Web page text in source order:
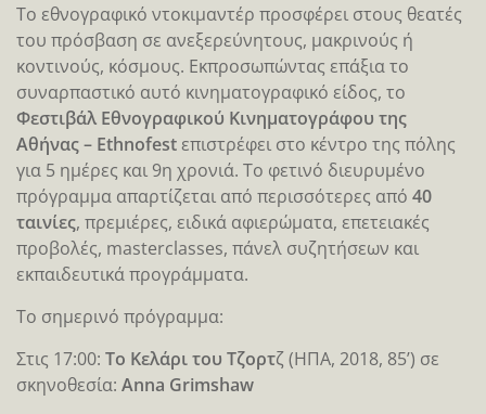
Το εθνογραφικό ντοκιμαντέρ προσφέρει στους θεατές
του πρόσβαση σε ανεξερεύνητους, μακρινούς ή
κοντινούς, κόσμους. Εκπροσωπώντας επάξια το
συναρπαστικό αυτό κινηματογραφικό είδος, το
Φεστιβάλ Εθνογραφικού Κινηματογράφου της
Αθήνας – Ethnofestεπιστρέφει στο κέντρο της πόλης
για 5 ημέρες και 9η χρονιά. Το φετινό διευρυμένο
πρόγραμμα απαρτίζεται από περισσότερες από 40
ταινίες, πρεμιέρες, ειδικά αφιερώματα, επετειακές
προβολές, masterclasses, πάνελ συζητήσεων και
εκπαιδευτικά προγράμματα.
Το σημερινό πρόγραμμα:
Στις 17:00: Το Κελάρι του Τζορτζ (ΗΠΑ, 2018, 85’) σε
σκηνοθεσία: Anna Grimshaw